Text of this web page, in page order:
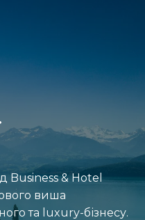
Business & Hotel
виша
та luxury-бізнесу.